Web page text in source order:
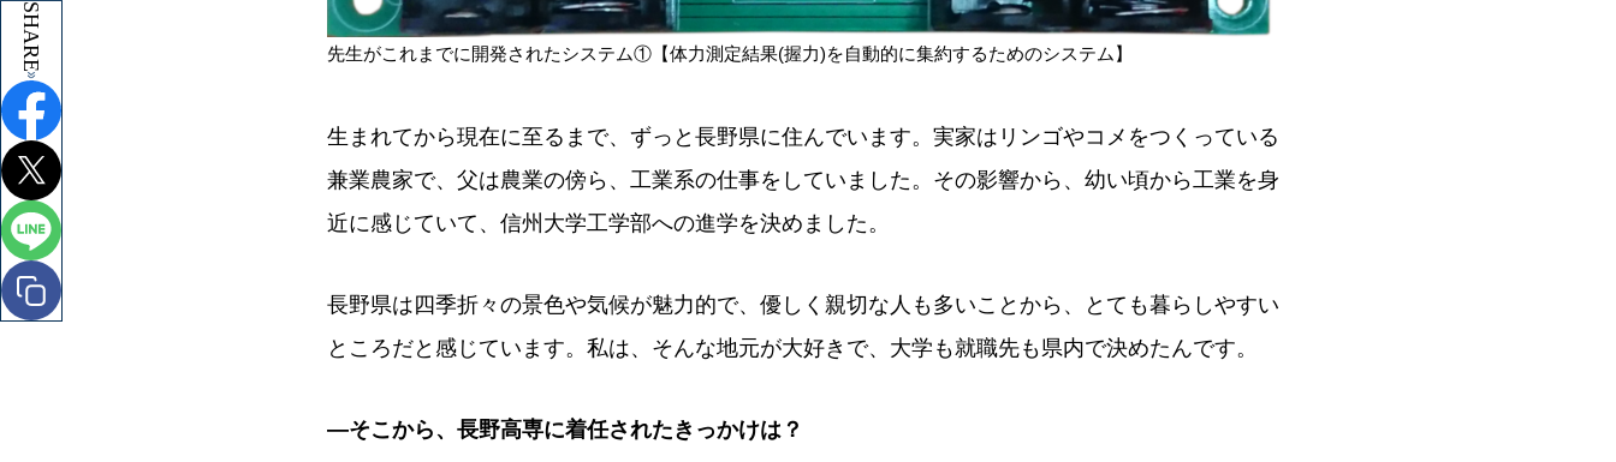
SHARE 先生がこれまでに開発されたシステム①【体力測定結果(握力)を自動的に集約するためのシステム】
生まれてから現在に至るまで、ずっと長野県に住んでいます。実家はリンゴやコメをつくっている
兼業農家で、父は農業の傍ら、工業系の仕事をしていました。その影響から、幼い頃から工業を身
近に感じていて、信州大学工学部への進学を決めました。
長野県は四季折々の景色や気候が魅力的で、優しく親切な人も多いことから、とても暮らしやすい
ところだと感じています。私は、そんな地元が大好きで、大学も就職先も県内で決めたんです。
―そこから、長野高専に着任されたきっかけは？
SHARE